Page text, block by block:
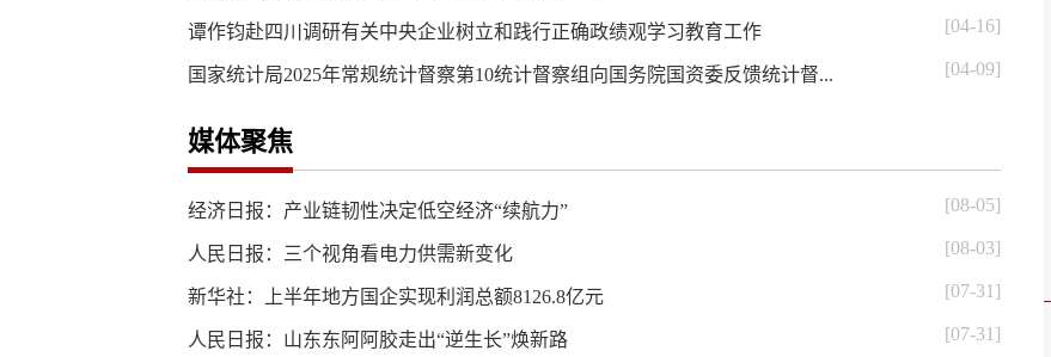
谭作钧赴四川调研有关中央企业树立和践行正确政绩观学习教育工作 [04-16]
国家统计局2025年常规统计督察第10统计督察组向国务院国资委反馈统计督... [04-09]
媒体聚焦
经济日报：产业链韧性决定低空经济“续航力” [08-05]
人民日报：三个视角看电力供需新变化 [08-03]
新华社：上半年地方国企实现利润总额8126.8亿元 [07-31]
人民日报：山东东阿阿胶走出“逆生长”焕新路 [07-31]